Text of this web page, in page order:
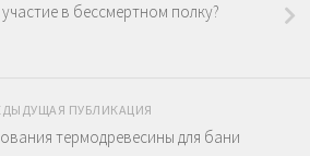
в бессмертном полку?
ПУБЛИКАЦИЯ
термодревесины для бани